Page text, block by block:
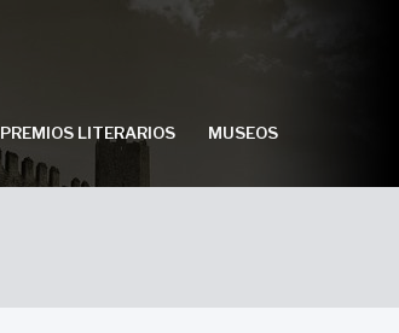
PREMIOS LITERARIOS MUSEOS